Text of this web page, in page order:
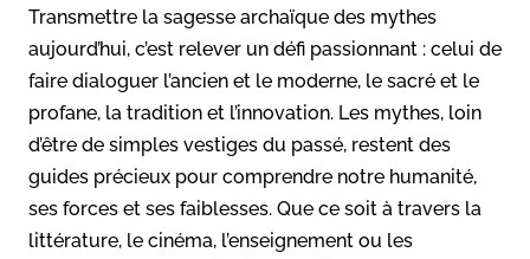
Transmettre la sagesse archaïque des mythes
aujourd’hui, c’est relever un défi passionnant : celui de
faire dialoguer l’ancien et le moderne, le sacré et le
profane, la tradition et l’innovation. Les mythes, loin
d’être de simples vestiges du passé, restent des
guides précieux pour comprendre notre humanité,
ses forces et ses faiblesses. Que ce soit à travers la
littérature, le cinéma, l’enseignement ou les